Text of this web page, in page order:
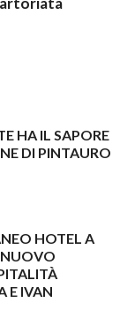
HA IL SAPORE
DI PINTAURO
HOTEL A
NUOVO
E IVAN